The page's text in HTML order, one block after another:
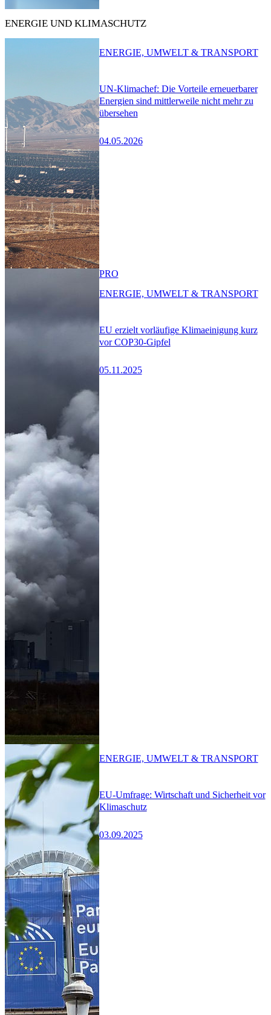
ENERGIE UND KLIMASCHUTZ
UN-Klimachef: Die Vorteile erneuerbarer
Energien sind mittlerweile nicht mehr zu
übersehen
04.05.2026
ENERGIE, UMWELT & TRANSPORT
EU erzielt vorläufige Klimaeinigung kurz
vor COP30-Gipfel
05.11.2025
PRO
ENERGIE, UMWELT & TRANSPORT
EU-Umfrage: Wirtschaft und Sicherheit vor
Klimaschutz
03.09.2025
ENERGIE, UMWELT & TRANSPORT